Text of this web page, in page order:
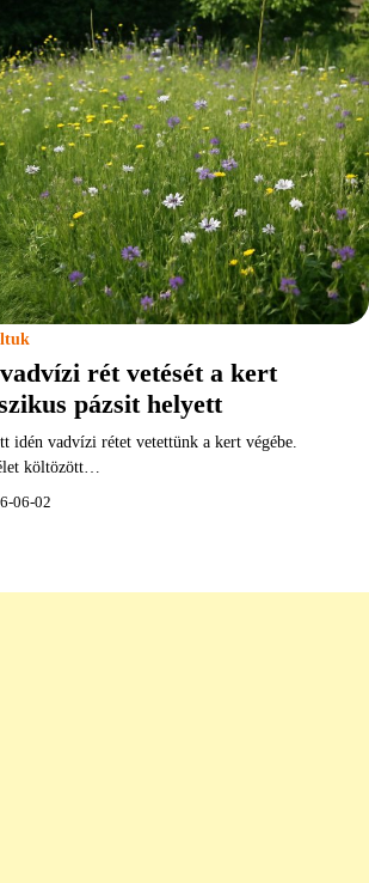
rét vetését a kert
pázsit helyett
idén vadvízi rétet vetettünk a kert végébe.
költözött…
06-02